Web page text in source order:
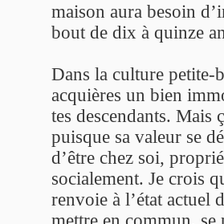
maison aura besoin
bout de dix à quinze
Dans la culture petite-
acquières un bien
tes descendants.
puisque sa valeur se
d’être chez soi,
socialement. Je crois
renvoie à l’état actuel